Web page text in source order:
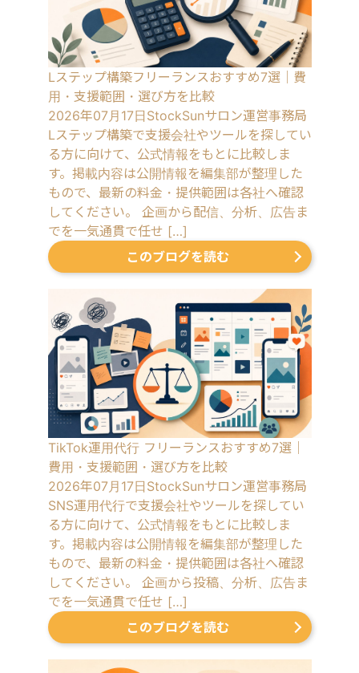
Lステップ構築フリーランスおすすめ7選｜費
用・支援範囲・選び方を比較
2026年07月17日 StockSunサロン運営事務局
Lステップ構築で支援会社やツールを探してい
る方に向けて、公式情報をもとに比較しま
す。掲載内容は公開情報を編集部が整理した
もので、最新の料金・提供範囲は各社へ確認
してください。 企画から配信、分析、広告ま
でを一気通貫で任せ […]
このブログを読む
TikTok運用代行 フリーランスおすすめ7選｜
費用・支援範囲・選び方を比較
2026年07月17日StockSunサロン運営事務局
SNS運用代行で支援会社やツールを探してい
る方に向けて、公式情報をもとに比較しま
す。掲載内容は公開情報を編集部が整理した
もので、最新の料金・提供範囲は各社へ確認
してください。 企画から投稿、分析、広告ま
でを一気通貫で任せ […]
このブログを読む